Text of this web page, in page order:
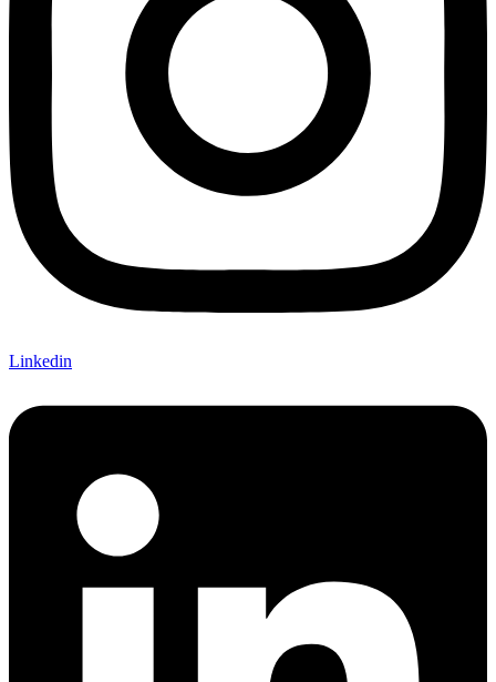
Linkedin